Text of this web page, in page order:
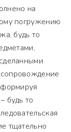
на
погружению
будь то
будь то
тщательно